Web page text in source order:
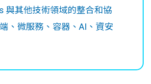
與其他技術領域的整合和協
、微服務、容器、AI、資安